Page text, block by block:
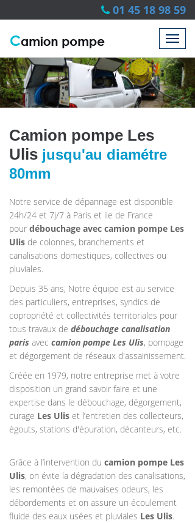
01 45 18 98 59
Camion pompe Les
Ulis jusqu'au diamétre
80mm
Notre service de dépannage est disponible
24h/24 et 7j/7 à Paris et ile de France
pour débouchage avec camion pompe Les
Ulis de colonnes, branchements et
canalisations domestiques, collectives ou
pluviales.
Depuis 35 ans, Notre équipe est au service
des particuliers, entreprises, syndics de
copropriété et collectivités territoriales pour
tous travaux de débouchage canalisation
paris avec camion pompe Les Ulis, pompage
et dégorgement de réseaux d'assainissement.
Créée en 1979, notre entreprise met à votre
disposition un grand savoir faire et une
expertise dans le débouchage, dégorgement,
curage Les Ulis et l’entretien des collecteurs,
égouts, stations d'épuration, décanteurs, etc.
Grâce à l’intervention du camion pompe Les
Ulis, on évite la dégradation des canalisations,
les remontées de mauvaises odeurs, les
débordements et on assure un écoulement
fluide des eaux usées et pluviales Les Ulis.